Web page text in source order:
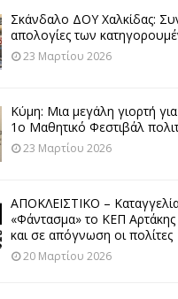
Σκάνδαλο ΔΟΥ Χαλκίδας:
απολογίες των
23 Μαρτίου 2026
Κύμη: Μια μεγάλη γιορτή
1ο Μαθητικό Φεστιβάλ
23 Μαρτίου 2026
ΑΠΟΚΛΕΙΣΤΙΚΟ –
«Φάντασμα» το ΚΕΠ
και σε απόγνωση οι πολίτες
20 Μαρτίου 2026